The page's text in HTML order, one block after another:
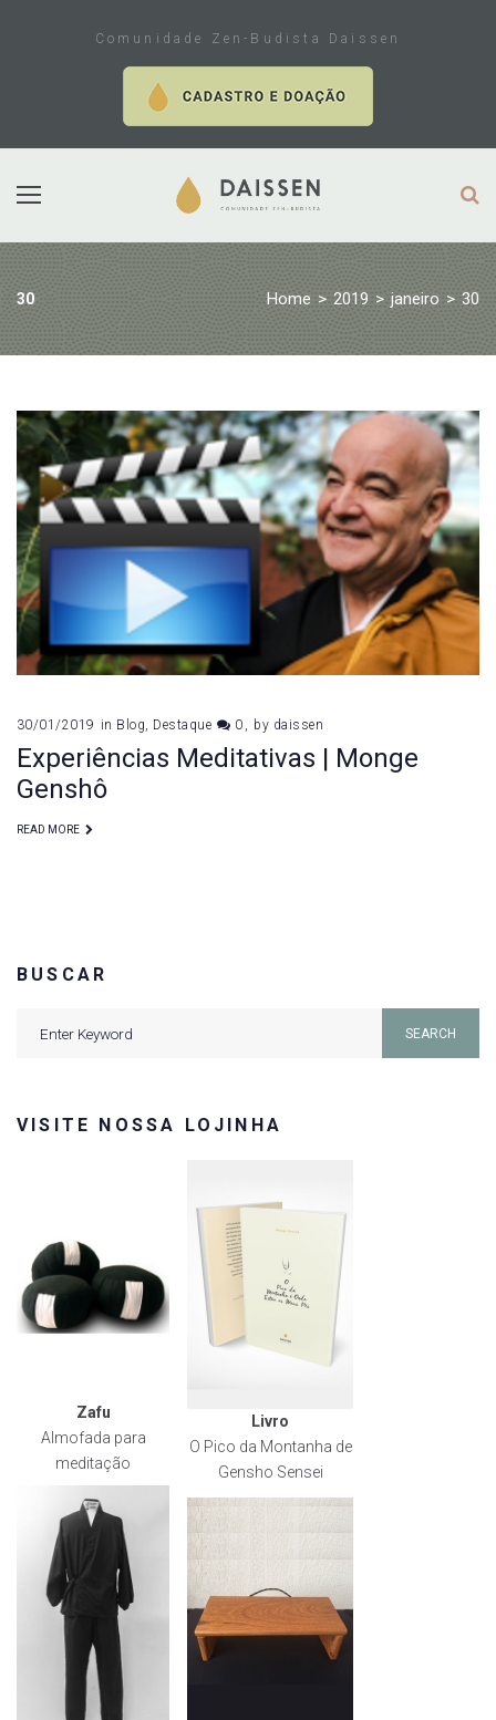
Comunidade Zen-Budista Daissen
30 Home > 2019 > janeiro > 30
Dia:
30
de
janeiro
de
2019
30/01/2019 in Blog Destaque 0 by daissen
Experiências Meditativas | Monge
Genshô
READ MORE
BUSCAR
SEARCH
VISITE NOSSA LOJINHA
Zafu
Almofada para
meditação
Livro
O Pico da Montanha de
Gensho Sensei